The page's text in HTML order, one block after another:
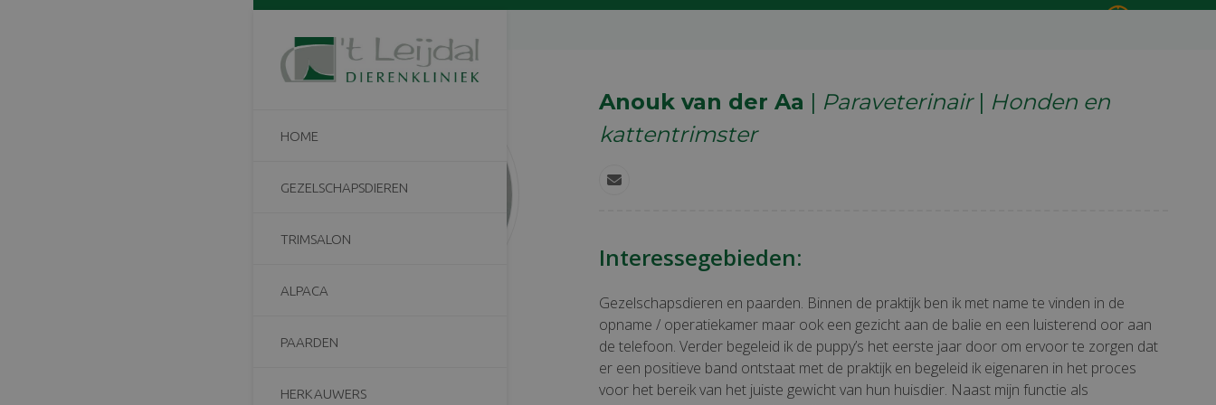
HOME
GEZELSCHAPSDIEREN
TRIMSALON
ALPACA
PAARDEN
HERKAUWERS
Anouk van der Aa | Paraveterinair| Honden en
kattentrimster
E-
Interessegebieden:
Gezelschapsdieren en paarden. Binnen de praktijk ben ik met name te vinden in de
opname / operatiekamer maar ook een gezicht aan de balie en een luisterend oor aan
de telefoon. Verder begeleid ik de puppy’s het eerste jaar door om ervoor te zorgen dat
er een positieve band ontstaat met de praktijk en begeleid ik eigenaren in het proces
voor het bereik van het juiste gewicht van hun huisdier. Naast mijn functie als